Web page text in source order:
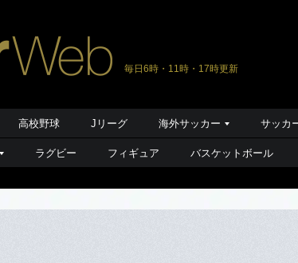
毎日6時・11時・17時更新
高校野球 Jリーグ 海外サッカー サッカ
ラグビー フィギュア バスケットボール